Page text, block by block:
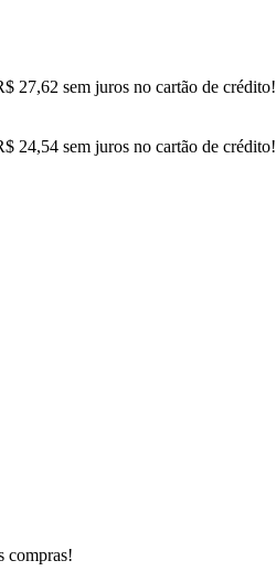
27,62 sem juros no cartão de crédito!
24,54 sem juros no cartão de crédito!
compras!